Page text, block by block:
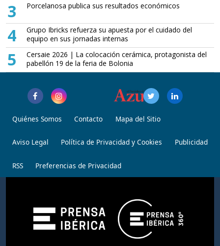
3 Porcelanosa publica sus resultados económicos
4
Grupo Ibricks refuerza su apuesta por el cuidado del
equipo en sus jornadas internas
5
Cersaie 2026 | La colocación cerámica, protagonista del
pabellón 19 de la feria de Bolonia
Quiénes Somos Contacto Mapa del Sitio
Aviso Legal Política de Privacidad y Cookies Publicidad
RSS Preferencias de Privacidad